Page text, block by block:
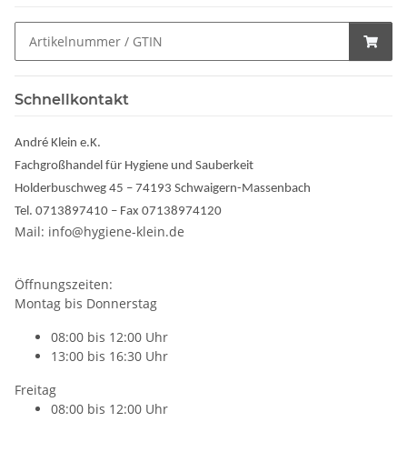
Schnellkontakt
André Klein e.K.
Fachgroßhandel für Hygiene und Sauberkeit
Holderbuschweg 45 – 74193 Schwaigern-Massenbach
Tel. 0713897410 – Fax 07138974120
Mail: info@hygiene-klein.de
Öffnungszeiten:
Montag bis Donnerstag
08:00 bis 12:00 Uhr
13:00 bis 16:30 Uhr
Freitag
08:00 bis 12:00 Uhr